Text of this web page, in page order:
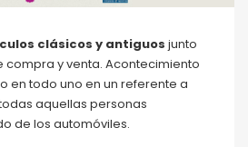
clásicos y antiguos junto
compra y venta. Acontecimiento
en todo uno en un referente a
aquellas personas
de los automóviles.